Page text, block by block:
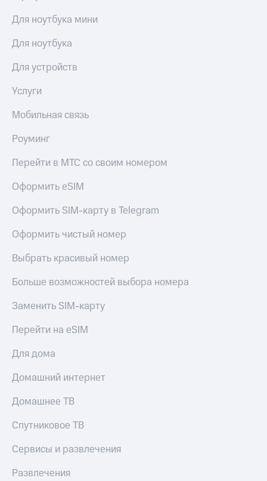
Для ноутбука мини
Для ноутбука
Для устройств
Услуги
Мобильная связь
Роуминг
Перейти в МТС со своим номером
Оформить eSIM
Оформить SIM-карту в Telegram
Оформить чистый номер
Выбрать красивый номер
Больше возможностей выбора номера
Заменить SIM-карту
Перейти на eSIM
Для дома
Домашний интернет
Домашнее ТВ
Спутниковое ТВ
Сервисы и развлечения
Развлечения